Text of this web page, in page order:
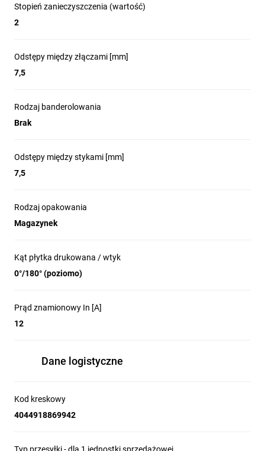
Stopień zanieczyszczenia (wartość)
2
Odstępy między złączami [mm]
7,5
Rodzaj banderolowania
Brak
Odstępy między stykami [mm]
7,5
Rodzaj opakowania
Magazynek
Kąt płytka drukowana / wtyk
0°/180° (poziomo)
Prąd znamionowy In [A]
12
Dane logistyczne
Kod kreskowy
4044918869942